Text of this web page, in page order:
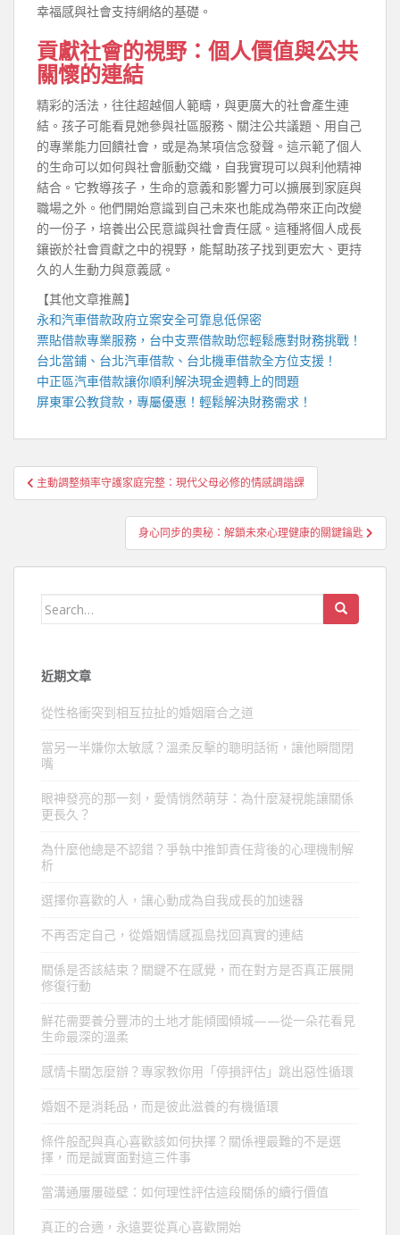
幸福感與社會支持網絡的基礎。
貢獻社會的視野：個人價值與公共
關懷的連結
精彩的活法，往往超越個人範疇，與更廣大的社會產生連
結。孩子可能看見她參與社區服務、關注公共議題、用自己
的專業能力回饋社會，或是為某項信念發聲。這示範了個人
的生命可以如何與社會脈動交織，自我實現可以與利他精神
結合。它教導孩子，生命的意義和影響力可以擴展到家庭與
職場之外。他們開始意識到自己未來也能成為帶來正向改變
的一份子，培養出公民意識與社會責任感。這種將個人成長
鑲嵌於社會貢獻之中的視野，能幫助孩子找到更宏大、更持
久的人生動力與意義感。
【其他文章推薦】
永和汽車借款政府立案安全可靠息低保密
票貼借款專業服務， 台中支票借款助您輕鬆應對財務挑戰！
台北當鋪 、 台北汽車借款 、 台北機車借款全方位支援！
中正區汽車借款讓你順利解決現金週轉上的問題
屏東軍公教貸款 ，專屬優惠！輕鬆解決財務需求！
文
章
主動調整頻率守護家庭完整：現代父母必修的情感調諧課
身心同步的奧秘：解鎖未來心理健康的關鍵鑰匙
Search
近期文章
從性格衝突到相互拉扯的婚姻磨合之道
當另一半嫌你太敏感？溫柔反擊的聰明話術，讓他瞬間閉
嘴
眼神發亮的那一刻，愛情悄然萌芽：為什麼凝視能讓關係
更長久？
為什麼他總是不認錯？爭執中推卸責任背後的心理機制解
析
選擇你喜歡的人，讓心動成為自我成長的加速器
不再否定自己，從婚姻情感孤島找回真實的連結
關係是否該結束？關鍵不在感覺，而在對方是否真正展開
修復行動
鮮花需要養分豐沛的土地才能傾國傾城——從一朵花看見
生命最深的溫柔
感情卡關怎麼辦？專家教你用「停損評估」跳出惡性循環
婚姻不是消耗品，而是彼此滋養的有機循環
條件般配與真心喜歡該如何抉擇？關係裡最難的不是選
擇，而是誠實面對這三件事
當溝通屢屢碰壁：如何理性評估這段關係的續行價值
真正的合適，永遠要從真心喜歡開始